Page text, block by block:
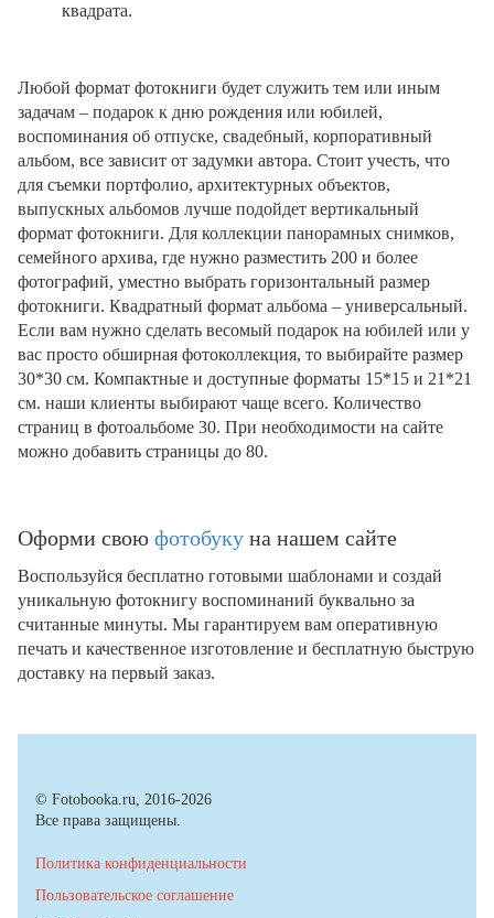
квадрата.
Любой формат фотокниги будет служить тем или иным
задачам – подарок к дню рождения или юбилей,
воспоминания об отпуске, свадебный, корпоративный
альбом, все зависит от задумки автора. Стоит учесть, что
для съемки портфолио, архитектурных объектов,
выпускных альбомов лучше подойдет вертикальный
формат фотокниги. Для коллекции панорамных снимков,
семейного архива, где нужно разместить 200 и более
фотографий, уместно выбрать горизонтальный размер
фотокниги. Квадратный формат альбома – универсальный.
Если вам нужно сделать весомый подарок на юбилей или у
вас просто обширная фотоколлекция, то выбирайте размер
30*30 см. Компактные и доступные форматы 15*15 и 21*21
см. наши клиенты выбирают чаще всего. Количество
страниц в фотоальбоме 30. При необходимости на сайте
можно добавить страницы до 80.
Оформи свою фотобуку на нашем сайте
Воспользуйся бесплатно готовыми шаблонами и создай
уникальную фотокнигу воспоминаний буквально за
считанные минуты. Мы гарантируем вам оперативную
печать и качественное изготовление и бесплатную быструю
доставку на первый заказ.
© Fotobooka.ru, 2016-2026
Все права защищены.
Политика конфиденциальности
Пользовательское соглашение